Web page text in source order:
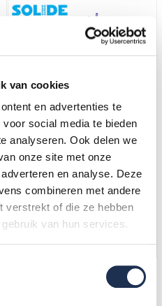
van cookies
en advertenties te
social media te bieden
analyseren. Ook delen we
onze site met onze
en analyse. Deze
combineren met andere
verstrekt of die ze hebben
van hun services.
1 x 12 sp. Prof. Enkele
Putladder met rechte voet
Type A12R
259,- 241,-(ex. btw)
Op voorraad